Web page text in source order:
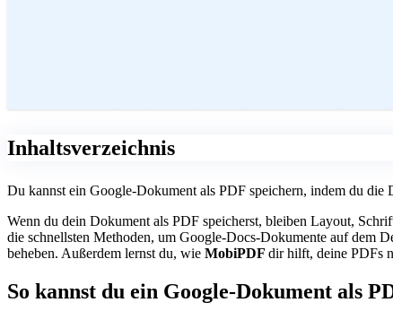
Inhaltsverzeichnis
Du kannst ein Google-Dokument als PDF speichern, indem du die
Wenn du dein Dokument als PDF speicherst, bleiben Layout,
die schnellsten Methoden, um Google-Docs-Dokumente auf dem
beheben. Außerdem lernst du, wie MobiPDF dir hilft, deine PDFs
So kannst du ein Google-Dokument als